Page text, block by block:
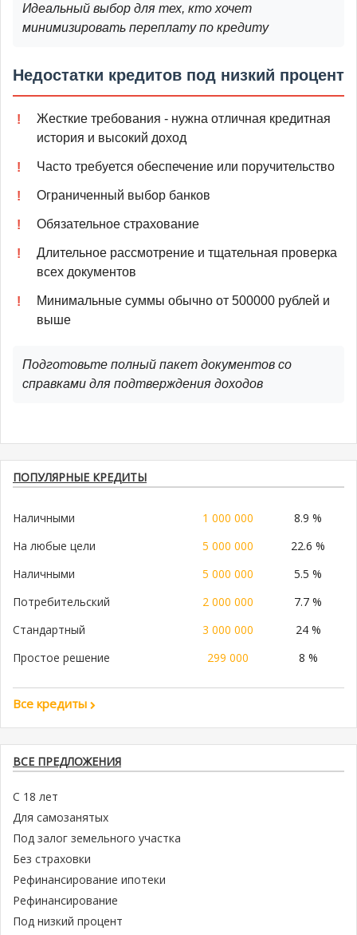
Идеальный выбор для тех, кто хочет
минимизировать переплату по кредиту
Недостатки кредитов под низкий процент
Жесткие требования - нужна отличная кредитная
история и высокий доход
Часто требуется обеспечение или поручительство
Ограниченный выбор банков
Обязательное страхование
Длительное рассмотрение и тщательная проверка
всех документов
Минимальные суммы обычно от 500000 рублей и
выше
Подготовьте полный пакет документов со
справками для подтверждения доходов
ПОПУЛЯРНЫЕ КРЕДИТЫ
Наличными 1 000 000
8.9 %
На любые цели
5 000 000
22.6 %
Наличными
5 000 000
5.5 %
Потребительский
2 000 000
7.7 %
Стандартный
3 000 000
24 %
Простое решение
299 000 8 %
Все кредиты
ВСЕ ПРЕДЛОЖЕНИЯ
С 18 лет
Для самозанятых
Под залог земельного участка
Без страховки
Рефинансирование ипотеки
Рефинансирование
Под низкий процент